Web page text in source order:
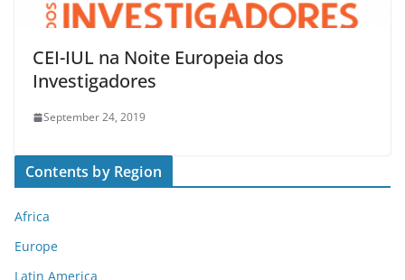
CEI-IUL na Noite Europeia dos
Investigadores
September 24, 2019
Contents by Region
Africa
Europe
Latin America